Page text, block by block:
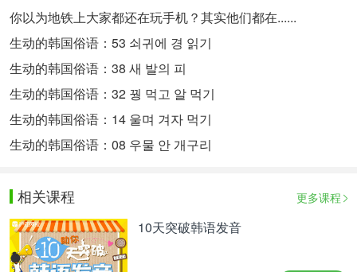
你以为地铁上大家都还在玩手机？其实他们都在......
生动的韩国俗语：53 쇠귀에 경 읽기
生动的韩国俗语：38 새 발의 피
生动的韩国俗语：32 꿩 먹고 알 먹기
生动的韩国俗语：14 울며 겨자 먹기
生动的韩国俗语：08 우물 안 개구리
相关课程 更多课程
10天突破韩语发音